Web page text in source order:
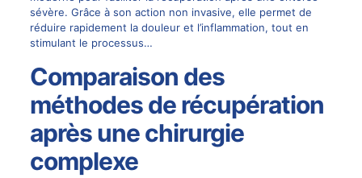
sévère. Grâce à son action non invasive, elle permet de
réduire rapidement la douleur et l’inflammation, tout en
stimulant le processus…
Comparaison des
méthodes de récupération
après une chirurgie
complexe